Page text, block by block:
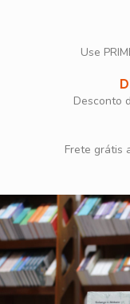
Use
Desconto
Frete grátis